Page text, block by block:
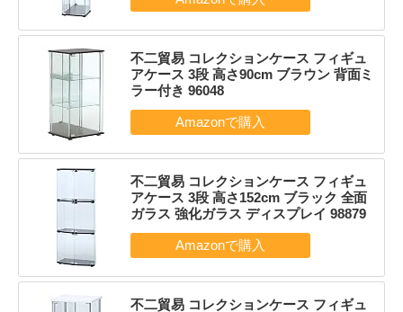
不二貿易 コレクションケース フィギュ
アケース 3段 高さ90cm ブラウン 背面ミ
ラー付き 96048
不二貿易 コレクションケース フィギュ
アケース 3段 高さ152cm ブラック 全面
ガラス 強化ガラス ディスプレイ 98879
不二貿易 コレクションケース フィギュ